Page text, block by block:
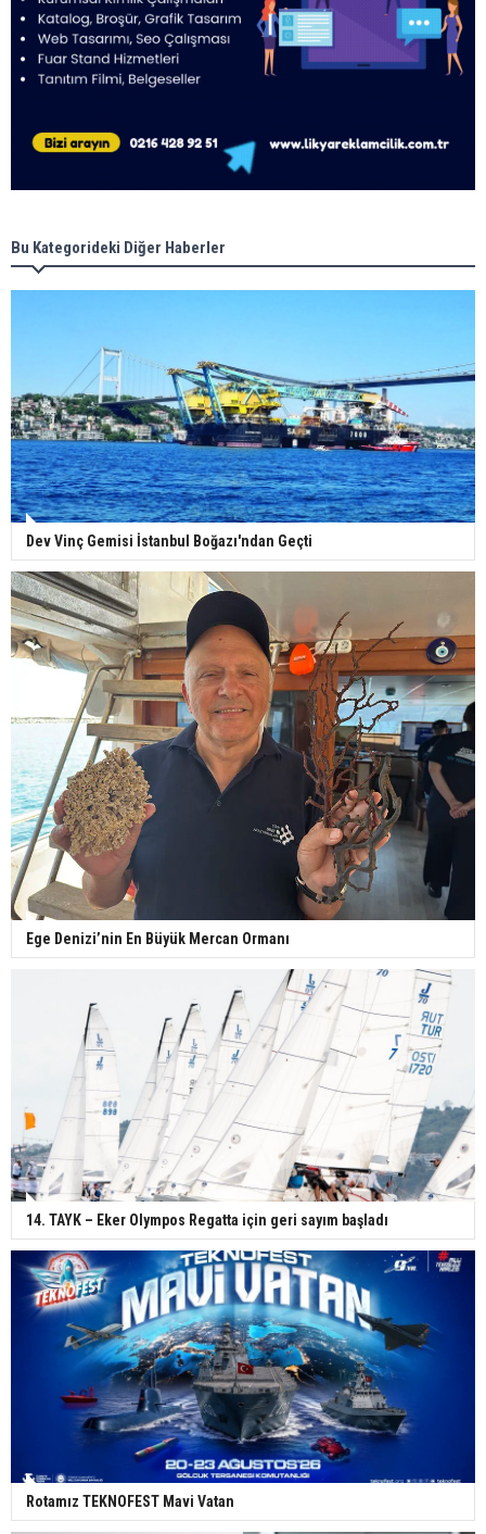
Bu Kategorideki Diğer Haberler
Dev Vinç Gemisi İstanbul Boğazı'ndan Geçti
Ege Denizi’nin En Büyük Mercan Ormanı
14. TAYK – Eker Olympos Regatta için geri sayım başladı
Rotamız TEKNOFEST Mavi Vatan